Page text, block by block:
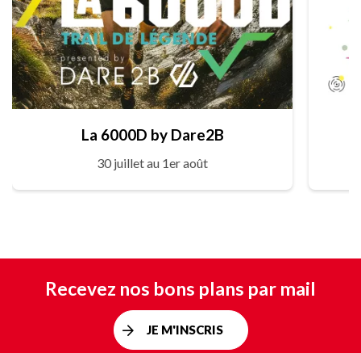
La 6000D by Dare2B
30 juillet au 1er août
Recevez nos bons plans par mail
JE M'INSCRIS